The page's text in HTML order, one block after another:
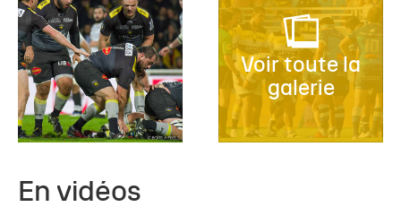
Voir toute la
galerie
En vidéos